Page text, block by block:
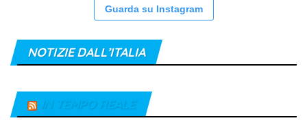
Guarda su Instagram
NOTIZIE DALL’ITALIA
IN TEMPO REALE